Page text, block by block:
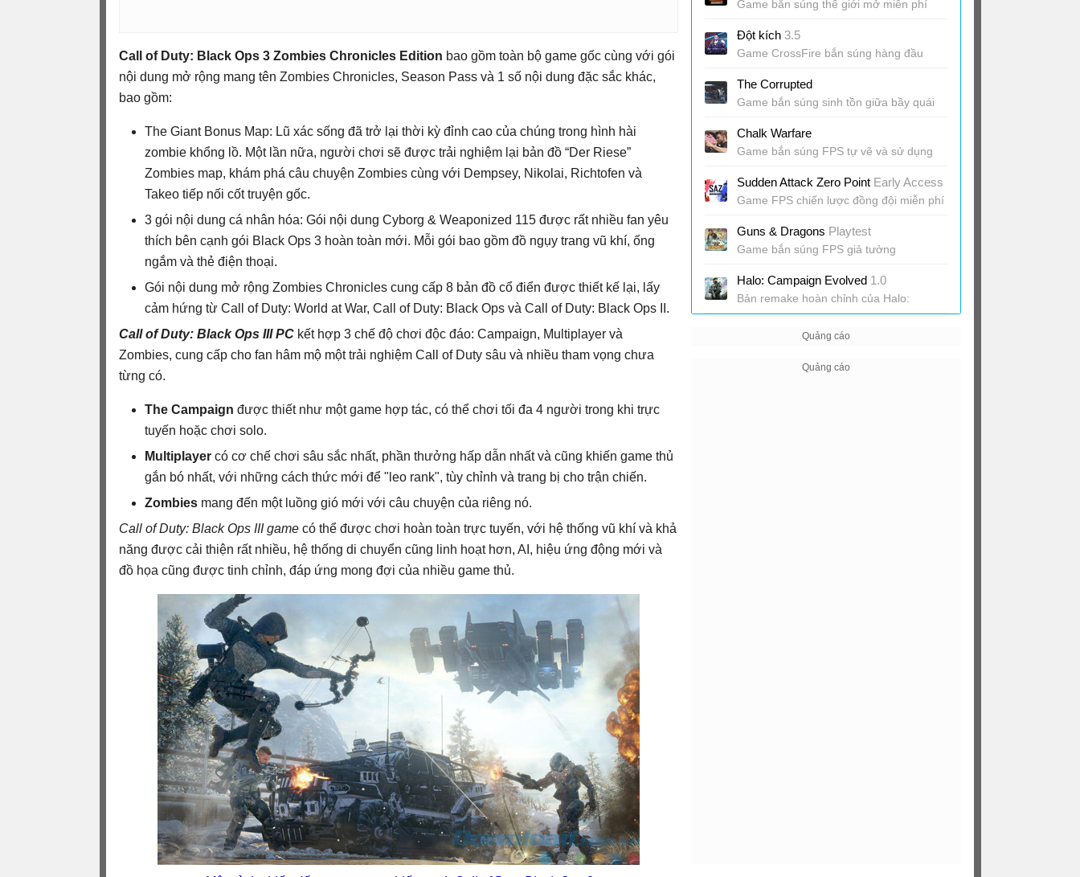
Call of Duty: Black Ops 3 Zombies Chronicles Edition bao gồm toàn bộ game gốc cùng với gói
nội dung mở rộng mang tên Zombies Chronicles, Season Pass và 1 số nội dung đặc sắc khác,
bao gồm:
The Giant Bonus Map: Lũ xác sống đã trở lại thời kỳ đỉnh cao của chúng trong hình hài
zombie khổng lồ. Một lần nữa, người chơi sẽ được trải nghiệm lại bản đồ “Der Riese”
Zombies map, khám phá câu chuyện Zombies cùng với Dempsey, Nikolai, Richtofen và
Takeo tiếp nối cốt truyện gốc.
3 gói nội dung cá nhân hóa: Gói nội dung Cyborg & Weaponized 115 được rất nhiều fan yêu
thích bên cạnh gói Black Ops 3 hoàn toàn mới. Mỗi gói bao gồm đồ ngụy trang vũ khí, ống
ngắm và thẻ điện thoại.
Gói nội dung mở rộng Zombies Chronicles cung cấp 8 bản đồ cổ điển được thiết kế lại, lấy
cảm hứng từ Call of Duty: World at War, Call of Duty: Black Ops và Call of Duty: Black Ops II.
Call of Duty: Black Ops III PC kết hợp 3 chế độ chơi độc đáo: Campaign, Multiplayer và
Zombies, cung cấp cho fan hâm mộ một trải nghiệm Call of Duty sâu và nhiều tham vọng chưa
từng có.
The Campaign được thiết như một game hợp tác, có thể chơi tối đa 4 người trong khi trực
tuyến hoặc chơi solo.
Multiplayer có cơ chế chơi sâu sắc nhất, phần thưởng hấp dẫn nhất và cũng khiến game thủ
gắn bó nhất, với những cách thức mới để "leo rank", tùy chỉnh và trang bị cho trận chiến.
Zombies mang đến một luồng gió mới với câu chuyện của riêng nó.
Call of Duty: Black Ops III game có thể được chơi hoàn toàn trực tuyến, với hệ thống vũ khí và khả
năng được cải thiện rất nhiều, hệ thống di chuyển cũng linh hoạt hơn, AI, hiệu ứng động mới và
đồ họa cũng được tinh chỉnh, đáp ứng mong đợi của nhiều game thủ.
Game bắn súng thế giới mở miễn phí
Đột kích 3.5
Game CrossFire bắn súng hàng đầu
The Corrupted
Game bắn súng sinh tồn giữa bầy quái
Chalk Warfare
Game bắn súng FPS tự vẽ và sử dụng
Sudden Attack Zero Point Early Access
Game FPS chiến lược đồng đội miễn phí
Guns & Dragons Playtest
Game bắn súng FPS giả tưởng
Halo: Campaign Evolved 1.0
Bản remake hoàn chỉnh của Halo:
Combat Evolved